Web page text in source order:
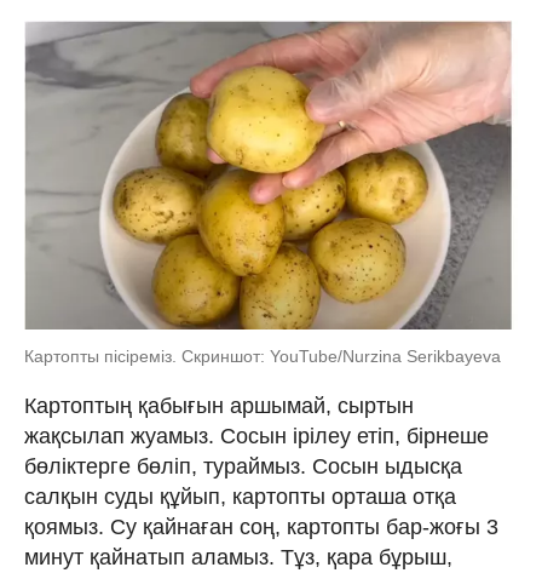
Картопты пісіреміз. Скриншот: YouTube/Nurzina Serikbayeva
Картоптың қабығын аршымай, сыртын
жақсылап жуамыз. Сосын ірілеу етіп, бірнеше
бөліктерге бөліп, тураймыз. Сосын ыдысқа
салқын суды құйып, картопты орташа отқа
қоямыз. Су қайнаған соң, картопты бар-жоғы 3
минут қайнатып аламыз. Тұз, қара бұрыш,